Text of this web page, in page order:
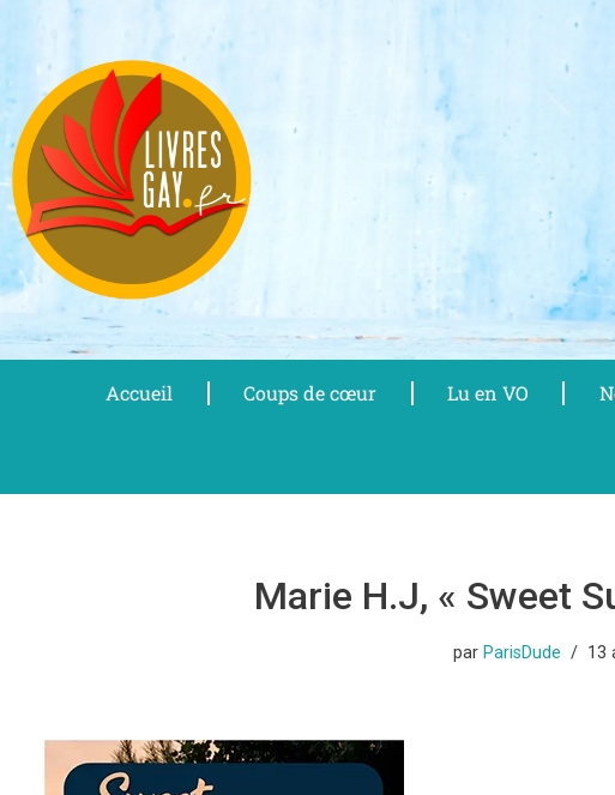
Aller
contenu
Accueil Coups de cœur Lu en VO
Marie H.J, « Sweet
par ParisDude 13